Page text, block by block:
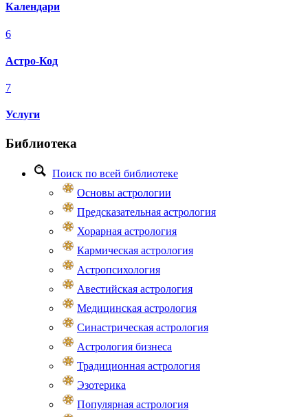
Календари
6
Астро-Код
7
Услуги
Библиотека
Поиск по всей библиотеке
Основы астрологии
Предсказательная астрология
Хорарная астрология
Кармическая астрология
Астропсихология
Авестийская астрология
Медицинская астрология
Синастрическая астрология
Астрология бизнеса
Традиционная астрология
Эзотерика
Популярная астрология